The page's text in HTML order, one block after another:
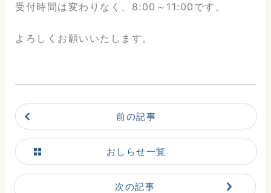
こだまホスピタル
〒986-0873
宮城県石巻市山下町2丁目5番
受付時間は変わりなく、8:00～11:00です。
よろしくお願いいたします。
前の記事
おしらせ一覧
次の記事